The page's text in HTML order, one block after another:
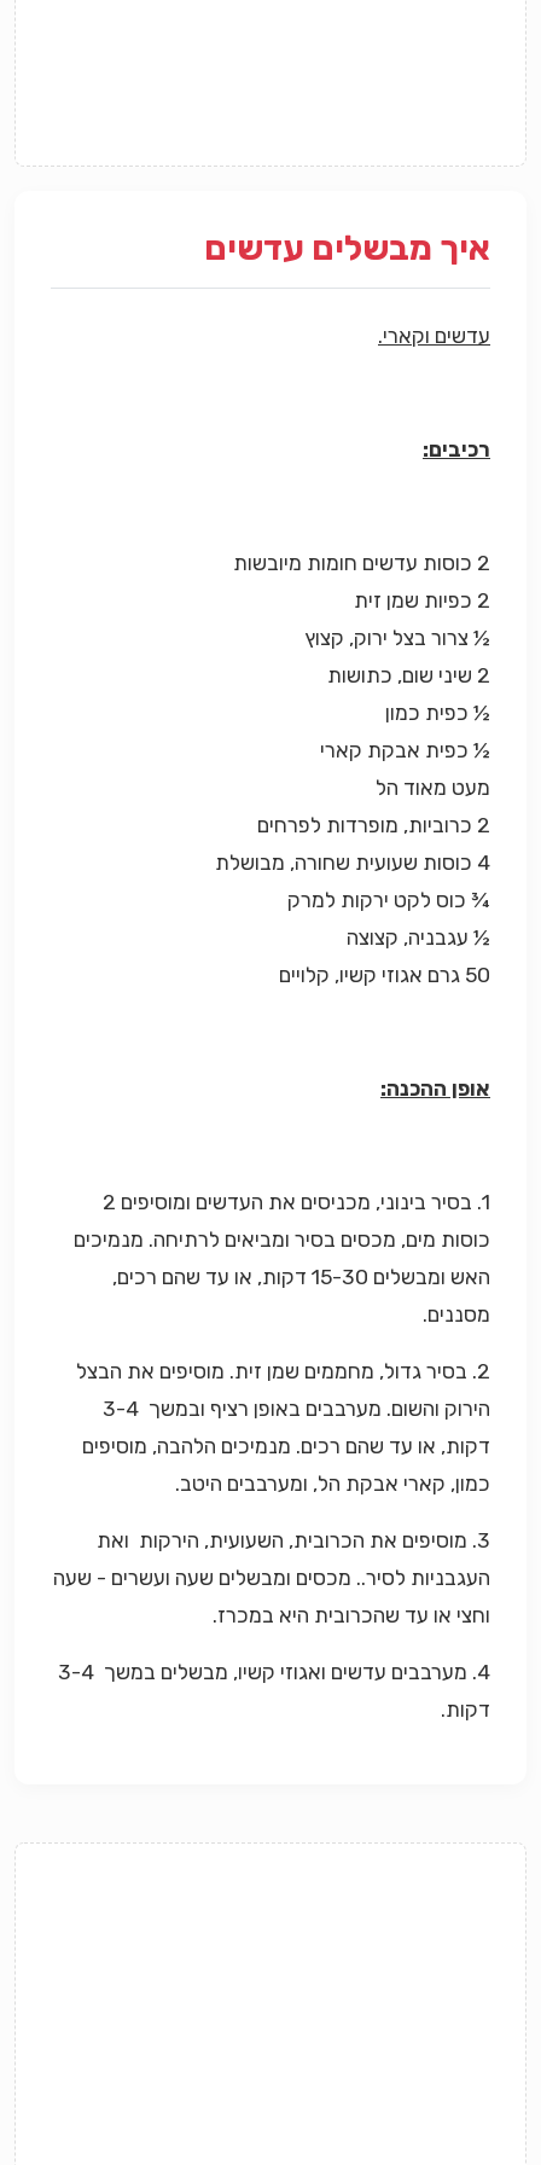
איך מבשלים עדשים
עדשים וקארי.
רכיבים:
2 כוסות
עדשים חומות מיובשות
2 כפיות שמן זית
½ צרור בצל ירוק, קצוץ
2 שיני שום, כתושות
½ כפית כמון
½ כפית אבקת קארי
מעט מאוד הל
2 כרוביות, מופרדות לפרחים
4 כוסות שעועית שחורה, מבושלת
¾ כוס לקט ירקות למרק
½ עגבניה, קצוצה
50 גרם אגוזי קשיו, קלויים
אופן ההכנה:
1. בסיר בינוני, מכניסים את העדשים ומוסיפים 2
כוסות מים, מכסים בסיר ומביאים לרתיחה. מנמיכים
האש ומבשלים 15-30 דקות, או עד שהם רכים,
מסננים.
2. בסיר גדול, מחממים שמן זית. מוסיפים את הבצל
הירוק והשום.
מערבבים באופן רציף ובמשך 3-4
דקות, או עד שהם רכים. מנמיכים הלהבה, מוסיפים
כמון, קארי אבקת הל, ומערבבים היטב.
3. מוסיפים את הכרובית, השעועית, הירקות ואת
העגבניות לסיר.. מכסים ומבשלים שעה ועשרים - שעה
וחצי או עד שהכרובית היא במכרז.
4. מערבבים עדשים ואגוזי קשיו, מבשלים במשך 3-4
דקות.